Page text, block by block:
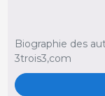
Biographie des
3trois3,com